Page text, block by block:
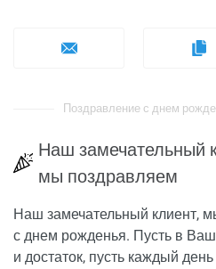
Поздравление с днем
Наш замечательный
мы поздравляем
Наш замечательный клиент,
с днем рожденья. Пусть в
и достаток, пусть каждый